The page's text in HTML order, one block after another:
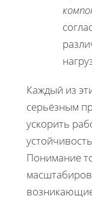
Каждый из
серьёзным
ускорить
Понимание